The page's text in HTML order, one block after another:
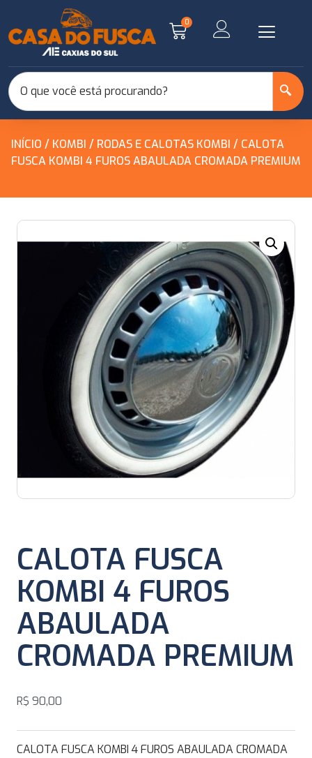
0
INÍCIO / KOMBI / RODAS E CALOTAS KOMBI / CALOTA
FUSCA KOMBI 4 FUROS ABAULADA CROMADA PREMIUM
CALOTA FUSCA
KOMBI 4 FUROS
ABAULADA
CROMADA PREMIUM
R$ 90,00
CALOTA FUSCA KOMBI 4 FUROS ABAULADA CROMADA